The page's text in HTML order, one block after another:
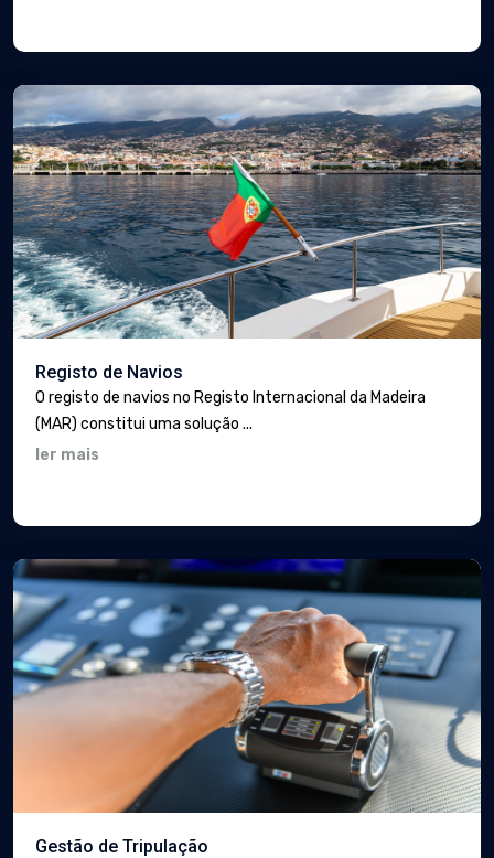
Registo de Navios
O registo de navios no Registo Internacional da Madeira
(MAR) constitui uma solução ...
ler mais
Gestão de Tripulação